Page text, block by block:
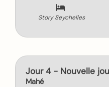
Story Seychelles
Jour 4 - Nouvelle
Mahé